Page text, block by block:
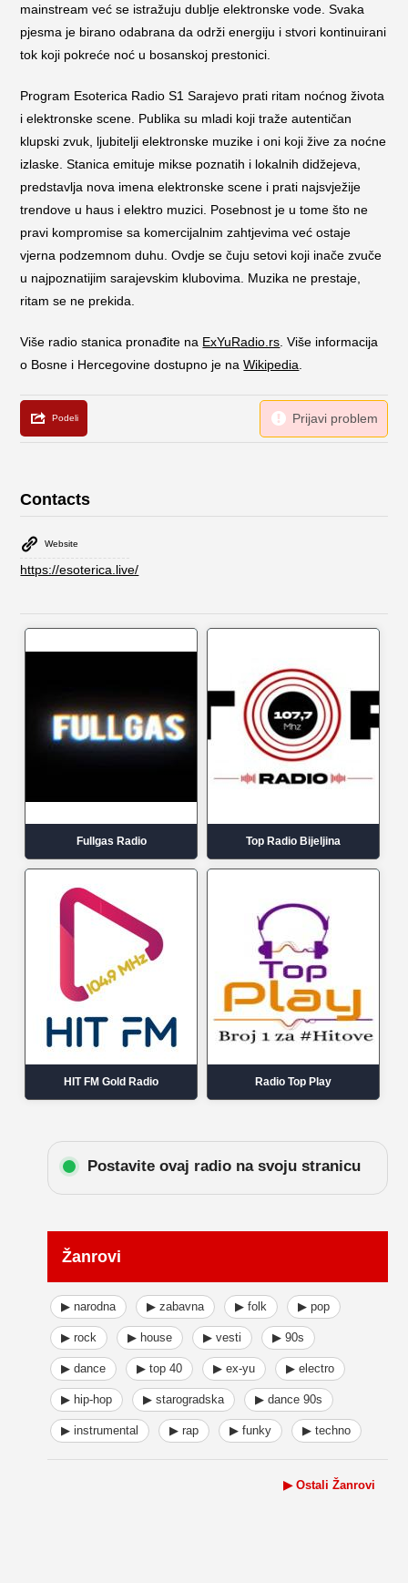
mainstream već se istražuju dublje elektronske vode. Svaka
pjesma je birano odabrana da održi energiju i stvori kontinuirani
tok koji pokreće noć u bosanskoj prestonici.
Program Esoterica Radio S1 Sarajevo prati ritam noćnog života
i elektronske scene. Publika su mladi koji traže autentičan
klupski zvuk, ljubitelji elektronske muzike i oni koji žive za noćne
izlaske. Stanica emituje mikse poznatih i lokalnih didžejeva,
predstavlja nova imena elektronske scene i prati najsvježije
trendove u haus i elektro muzici. Posebnost je u tome što ne
pravi kompromise sa komercijalnim zahtjevima već ostaje
vjerna podzemnom duhu. Ovdje se čuju setovi koji inače zvuče
u najpoznatijim sarajevskim klubovima. Muzika ne prestaje,
ritam se ne prekida.
Više radio stanica pronađite na ExYuRadio.rs . Više informacija
o Bosne i Hercegovine dostupno je naWikipedia
Contacts
Website
https://esoterica.live/
Fullgas Radio Top Radio Bijeljina
HIT FM Gold Radio Radio Top Play
Postavite ovaj radio na svoju stranicu
Žanrovi
▶ narodna ▶ zabavna ▶ folk ▶ pop
▶ rock ▶ house ▶ vesti ▶ 90s
▶ dance ▶ top 40 ▶ ex-yu ▶ electro
▶ hip-hop ▶ starogradska ▶ dance 90s
▶ instrumental ▶ rap ▶ funky ▶ techno
▶ Ostali Žanrovi